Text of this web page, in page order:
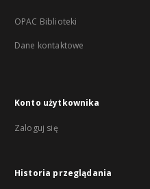
OPAC Biblioteki
Dane kontaktowe
Konto użytkownika
Zaloguj się
Historia przeglądania